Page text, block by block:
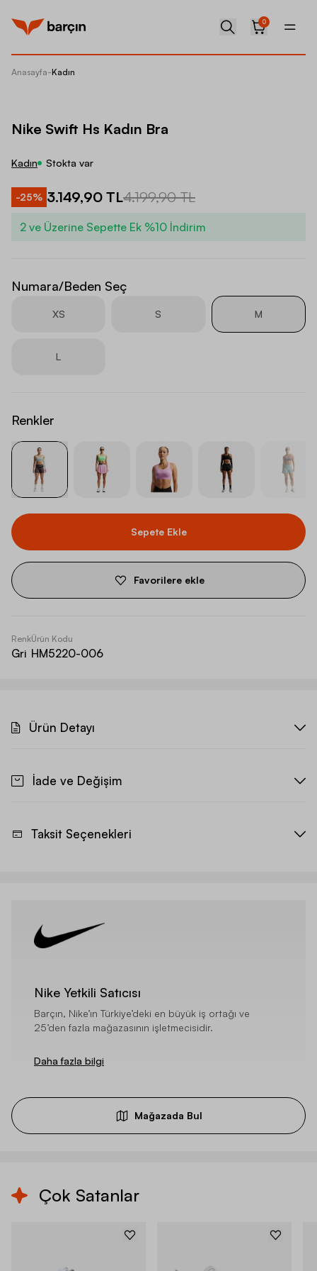
0
Anasayfa-Kadın
Nike Swift Hs Kadın Bra
Kadın Stokta var
-25% 3.149,90 TL4.199,90 TL
2 ve Üzerine Sepette Ek %10 İndirim
Numara/Beden Seç
XS S M
L
Renkler
Sepete Ekle
Favorilere ekle
Renk
Gri
Ürün Kodu
HM5220-006
Ürün Detayı
İade ve Değişim
Taksit Seçenekleri
Nike Yetkili Satıcısı
Barçın, Nike’ın Türkiye’deki en büyük iş ortağı ve
25’den fazla mağazasının işletmecisidir.
Daha fazla bilgi
Mağazada Bul
Çok Satanlar